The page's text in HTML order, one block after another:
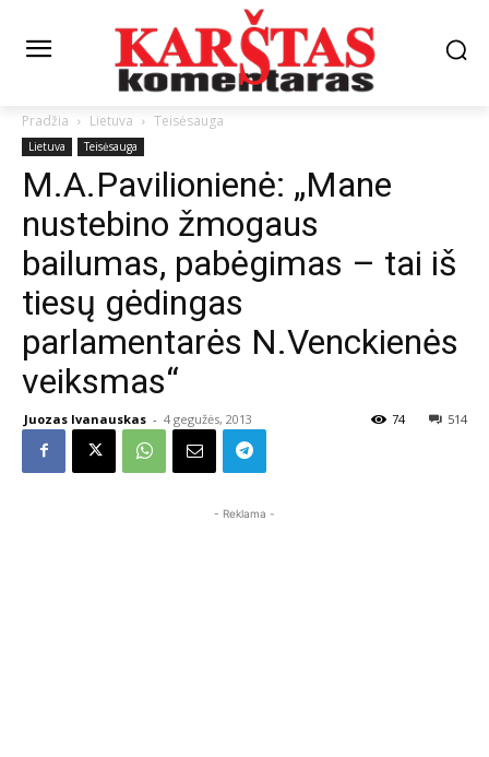
Pradžia Lietuva Teisėsauga
Lietuva Teisėsauga
M.A.Pavilionienė: „Mane
nustebino žmogaus
bailumas, pabėgimas – tai iš
tiesų gėdingas
parlamentarės N.Venckienės
veiksmas“
Juozas Ivanauskas - 4 gegužės, 2013 514
74
- Reklama -